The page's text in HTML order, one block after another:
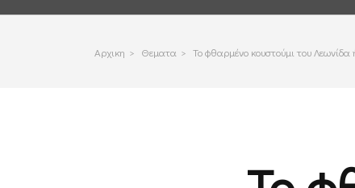
Αρχικη > Θεματα > Το φθαρμένο κουστούμι του